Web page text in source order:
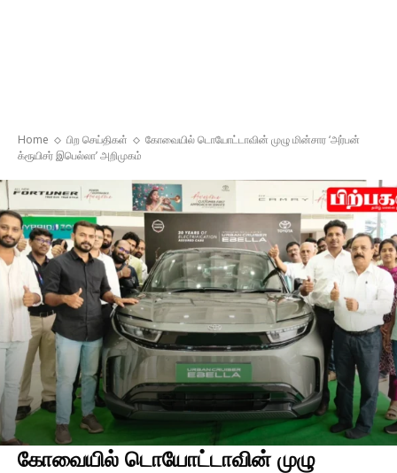
Home பிற செய்திகள்
கோவையில் டொயோட்டாவின் முழு மின்சார ‘அர்பன்
க்ரூயிசர் இபெல்லா’ அறிமுகம்
கோவையில் டொயோட்டாவின் முழு